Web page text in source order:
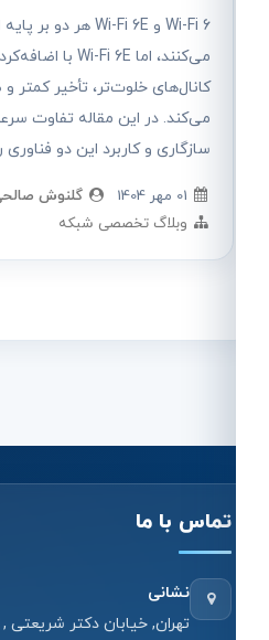
کانال‌های خلوت‌تر، تأخیر کمتر
می‌کند. در این مقاله تفاوت
سازگاری و کاربرد این دو
گلنوش
وبلاگ تخصصی شبکه
تماس با ما
نشانی
تهران, خیابان دکتر شریعتی